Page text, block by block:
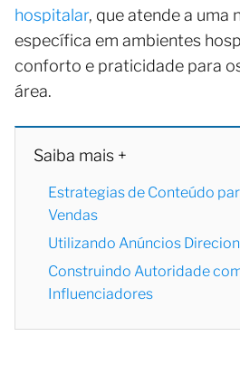
hospitalar, que atende a uma
específica em ambientes
conforto e praticidade para
área.
Saiba mais +
Estrategias de Conteúdo
Vendas
Utilizando Anúncios
Construindo Autoridade
Influenciadores